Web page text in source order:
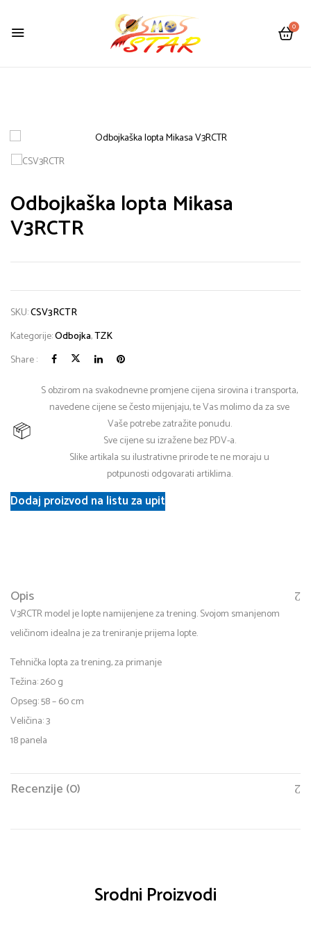
0
Odbojkaška lopta Mikasa
V3RCTR
SKU:CSV3RCTR
Kategorije:Odbojka,TZK
Share :
S obzirom na svakodnevne promjene cijena sirovina i transporta,
navedene cijene se često mijenjaju, te Vas molimo da za sve
Vaše potrebe zatražite ponudu.
Sve cijene su izražene bez PDV-a.
Slike artikala su ilustrativne prirode te ne moraju u
potpunosti odgovarati artiklima.
Dodaj proizvod na listu za upit
Opis
V3RCTR model je lopte namijenjene za trening. Svojom smanjenom
veličinom idealna je za treniranje prijema lopte.
Tehnička lopta za trening, za primanje
Težina: 260 g
Opseg: 58 – 60 cm
Veličina: 3
18 panela
Recenzije (0)
Srodni Proizvodi